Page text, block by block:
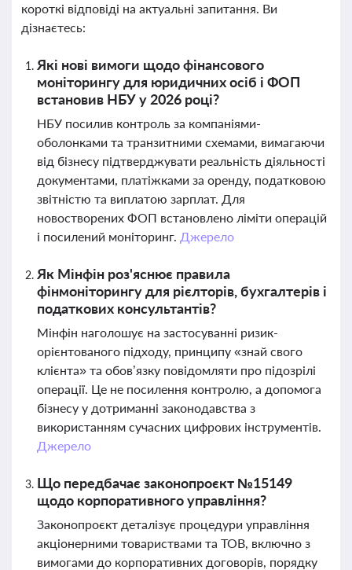
короткі відповіді на актуальні запитання. Ви
дізнаєтесь:
Які нові вимоги щодо фінансового
моніторингу для юридичних осіб і ФОП
встановив НБУ у 2026 році?
НБУ посилив контроль за компаніями-
оболонками та транзитними схемами, вимагаючи
від бізнесу підтверджувати реальність діяльності
документами, платіжками за оренду, податковою
звітністю та виплатою зарплат. Для
новостворених ФОП встановлено ліміти операцій
і посилений моніторинг. Джерело
Як Мінфін роз'яснює правила
фінмоніторингу для рієлторів, бухгалтерів і
податкових консультантів?
Мінфін наголошує на застосуванні ризик-
орієнтованого підходу, принципу «знай свого
клієнта» та обов’язку повідомляти про підозрілі
операції. Це не посилення контролю, а допомога
бізнесу у дотриманні законодавства з
використанням сучасних цифрових інструментів.
Джерело
Що передбачає законопроєкт №15149
щодо корпоративного управління?
Законопроєкт деталізує процедури управління
акціонерними товариствами та ТОВ, включно з
вимогами до корпоративних договорів, порядку